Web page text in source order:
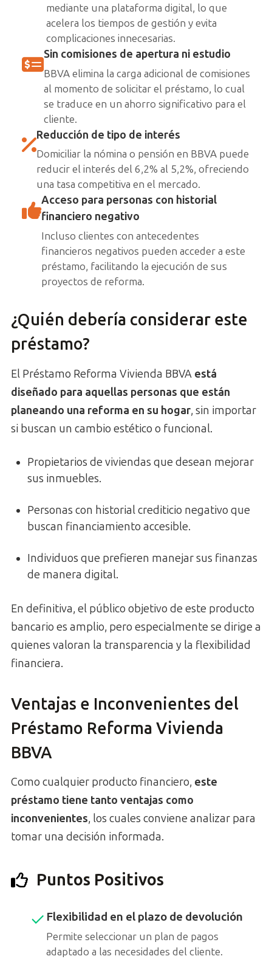
mediante una plataforma digital, lo que
acelera los tiempos de gestión y evita
complicaciones innecesarias.
Sin comisiones de apertura ni estudio
BBVA elimina la carga adicional de comisiones
al momento de solicitar el préstamo, lo cual
se traduce en un ahorro significativo para el
cliente.
Reducción de tipo de interés
Domiciliar la nómina o pensión en BBVA puede
reducir el interés del 6,2% al 5,2%, ofreciendo
una tasa competitiva en el mercado.
Acceso para personas con historial
financiero negativo
Incluso clientes con antecedentes
financieros negativos pueden acceder a este
préstamo, facilitando la ejecución de sus
proyectos de reforma.
¿Quién debería considerar este
préstamo?
El Préstamo Reforma Vivienda BBVA está
diseñado para aquellas personas que están
planeando una reforma en su hogar, sin importar
si buscan un cambio estético o funcional.
Propietarios de viviendas que desean mejorar
sus inmuebles.
Personas con historial crediticio negativo que
buscan financiamiento accesible.
Individuos que prefieren manejar sus finanzas
de manera digital.
En definitiva, el público objetivo de este producto
bancario es amplio, pero especialmente se dirige a
quienes valoran la transparencia y la flexibilidad
financiera.
Ventajas e Inconvenientes del
Préstamo Reforma Vivienda
BBVA
Como cualquier producto financiero, este
préstamo tiene tanto ventajas como
inconvenientes, los cuales conviene analizar para
tomar una decisión informada.
Puntos Positivos
Flexibilidad en el plazo de devolución
Permite seleccionar un plan de pagos
adaptado a las necesidades del cliente.